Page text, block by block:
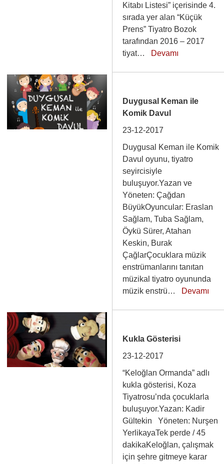
Kitabı Listesi” içerisinde 4.
sırada yer alan “Küçük
Prens” Tiyatro Bozok
tarafından 2016 – 2017
tiyat… Devamı
Duygusal Keman ile
Komik Davul
23-12-2017
Duygusal Keman ile Komik
Davul oyunu, tiyatro
seyircisiyle
buluşuyor.Yazan ve
Yöneten: Çağdan
BüyükOyuncular: Eraslan
Sağlam, Tuba Sağlam,
Öykü Sürer, Atahan
Keskin, Burak
ÇağlarÇocuklara müzik
enstrümanlarını tanıtan
müzikal tiyatro oyununda
müzik enstrü… Devamı
Kukla Gösterisi
23-12-2017
“Keloğlan Ormanda” adlı
kukla gösterisi, Koza
Tiyatrosu’nda çocuklarla
buluşuyor.Yazan: Kadir
Gültekin Yöneten: Nurşen
YerlikayaTek perde / 45
dakikaKeloğlan, çalışmak
için şehre gitmeye karar